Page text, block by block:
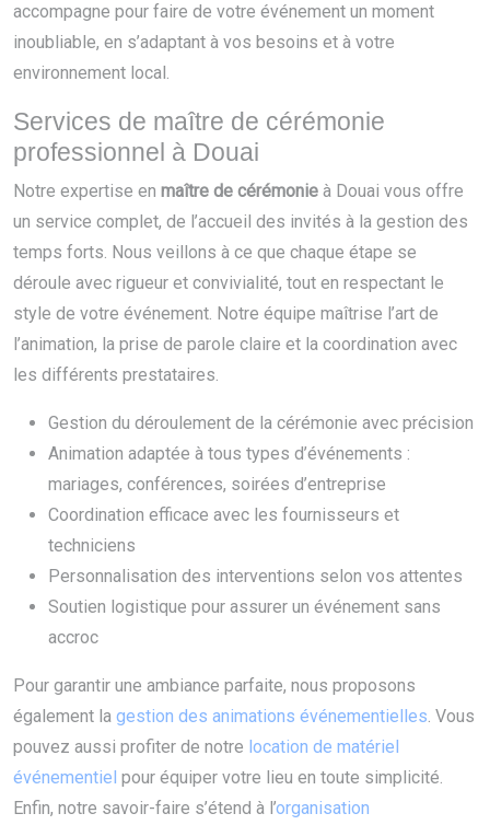
accompagne pour faire de votre événement un moment
inoubliable, en s’adaptant à vos besoins et à votre
environnement local.
Services de maître de cérémonie
professionnel à Douai
Notre expertise en maître de cérémonie à Douai vous offre
un service complet, de l’accueil des invités à la gestion des
temps forts. Nous veillons à ce que chaque étape se
déroule avec rigueur et convivialité, tout en respectant le
style de votre événement. Notre équipe maîtrise l’art de
l’animation, la prise de parole claire et la coordination avec
les différents prestataires.
Gestion du déroulement de la cérémonie avec précision
Animation adaptée à tous types d’événements :
mariages, conférences, soirées d’entreprise
Coordination efficace avec les fournisseurs et
techniciens
Personnalisation des interventions selon vos attentes
Soutien logistique pour assurer un événement sans
accroc
Pour garantir une ambiance parfaite, nous proposons
également la gestion des animations événementielles. Vous
pouvez aussi profiter de notre location de matériel
événementiel pour équiper votre lieu en toute simplicité.
Enfin, notre savoir-faire s’étend à l’organisation